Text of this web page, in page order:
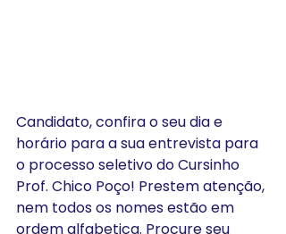
Candidato, confira o seu dia e
horário para a sua entrevista para
o processo seletivo do Cursinho
Prof. Chico Poço! Prestem atenção,
nem todos os nomes estão em
ordem alfabetica. Procure seu